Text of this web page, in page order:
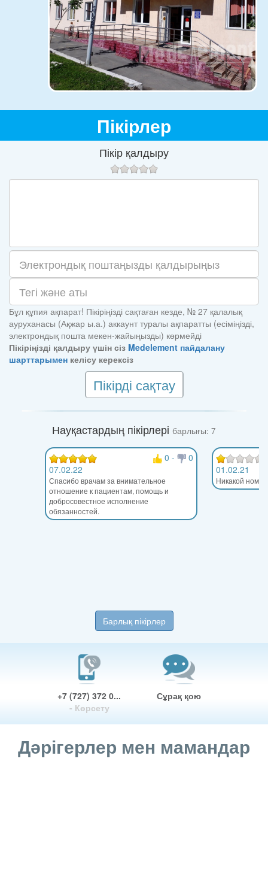
Пікірлер
Пікір қалдыру
Бұл құпия ақпарат! Пікіріңізді сақтаған кезде, № 27 қалалық
ауруханасы (Ақжар ы.а.) аккаунт туралы ақпаратты (есіміңізді,
электрондық пошта мекен-жайыңызды) көрмейді
Пікіріңізді қалдыру үшін сіз Medelement пайдалану
шарттарымен келісу керексіз
Пікірді сақтау
Науқастардың пікірлері барлығы: 7
0 -
0
07.02.22
Спасибо врачам за внимательное
отношение к пациентам, помощь и
добросовестное исполнение
обязанностей.
01.02.21
Никакой
Барлық пікірлер
+7 (727) 372 0...
- Көрсету
Сұрақ қою
Дәрігерлер мен мамандар